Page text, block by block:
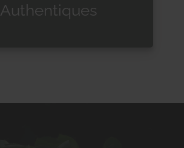
Authentiques